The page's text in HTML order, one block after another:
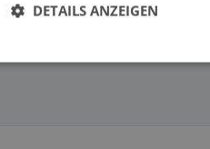
DETAILS ANZEIGEN